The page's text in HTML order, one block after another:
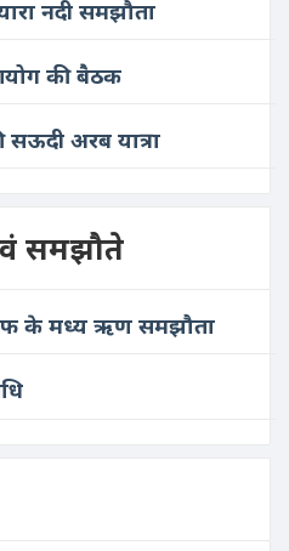
नदी समझौता
की बैठक
सऊदी अरब यात्रा
समझौते
के मध्य ऋण समझौता